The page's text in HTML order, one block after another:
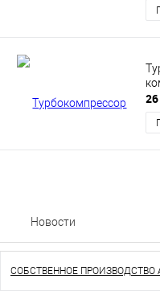
Новости
СОБСТВЕННОЕ ПРОИЗВОДСТВО